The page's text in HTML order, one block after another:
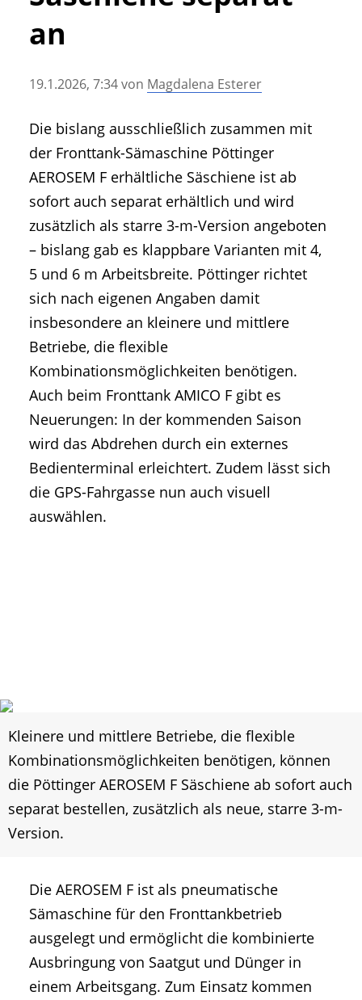
• Geschichte und Geschichten
• Messen und Veranstaltungen
• Agritechnica Neuheiten Archiv
an
19.1.2026, 7:34von Magdalena Esterer
Die bislang ausschließlich zusammen mit
der Fronttank-Sämaschine Pöttinger
AEROSEM F erhältliche Säschiene ist ab
sofort auch separat erhältlich und wird
zusätzlich als starre 3-m-Version angeboten
– bislang gab es klappbare Varianten mit 4,
5 und 6 m Arbeitsbreite. Pöttinger richtet
sich nach eigenen Angaben damit
insbesondere an kleinere und mittlere
Betriebe, die flexible
Kombinationsmöglichkeiten benötigen.
Auch beim Fronttank AMICO F gibt es
Neuerungen: In der kommenden Saison
wird das Abdrehen durch ein externes
Bedienterminal erleichtert. Zudem lässt sich
die GPS-Fahrgasse nun auch visuell
auswählen.
Kleinere und mittlere Betriebe, die flexible
Kombinationsmöglichkeiten benötigen, können
die Pöttinger AEROSEM F Säschiene ab sofort auch
separat bestellen, zusätzlich als neue, starre 3-m-
Version.
Die AEROSEM F ist als pneumatische
Sämaschine für den Fronttankbetrieb
ausgelegt und ermöglicht die kombinierte
Ausbringung von Saatgut und Dünger in
einem Arbeitsgang. Zum Einsatz kommen